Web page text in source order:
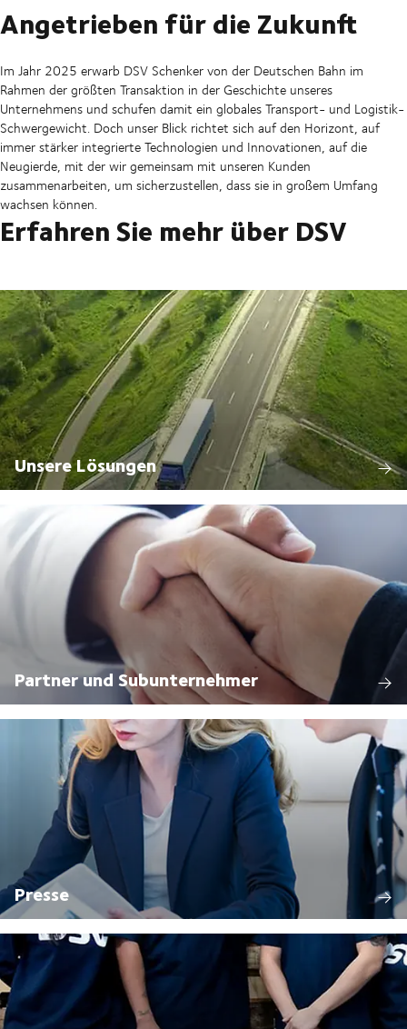
Angetrieben für die Zukunft
Im Jahr 2025 erwarb DSV Schenker von der Deutschen Bahn im
Rahmen der größten Transaktion in der Geschichte unseres
Unternehmens und schufen damit ein globales Transport- und Logistik-
Schwergewicht. Doch unser Blick richtet sich auf den Horizont, auf
immer stärker integrierte Technologien und Innovationen, auf die
Neugierde, mit der wir gemeinsam mit unseren Kunden
zusammenarbeiten, um sicherzustellen, dass sie in großem Umfang
wachsen können.
Erfahren Sie mehr über DSV
Unsere Lösungen
Partner und Subunternehmer
Presse